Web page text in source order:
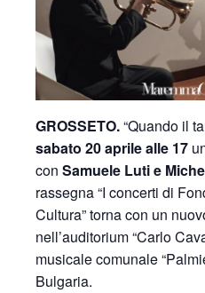
GROSSETO.“Quando il
sabato 20 aprile alle 17
con Samuele Luti e
rassegna “I concerti di
Cultura” torna con un
nell’auditorium “Carlo
musicale comunale
Bulgaria.